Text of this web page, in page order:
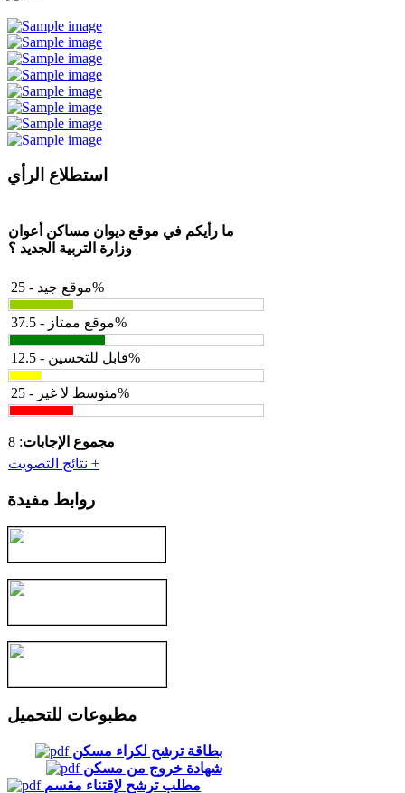
استطلاع الرأي
ما رأيكم في موقع ديوان مساكن أعوان
وزارة التربية الجديد ؟
موقع جيد - 25%
موقع ممتاز - 37.5%
قابل للتحسين - 12.5%
متوسط لا غير - 25%
مجموع الإجابات: 8
نتائج التصويت +
روابط مفيدة
مطبوعات للتحميل
بطاقة ترشح لكراء مسكن
شهادة خروج من مسكن
مطلب ترشح لإقتناء مقسم